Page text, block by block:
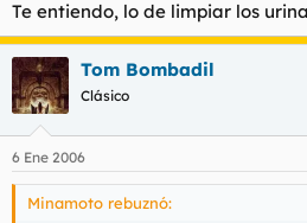
Te entiendo, lo de limpiar los
Tom Bombadil
Clásico
6 Ene 2006
Minamoto rebuznó: